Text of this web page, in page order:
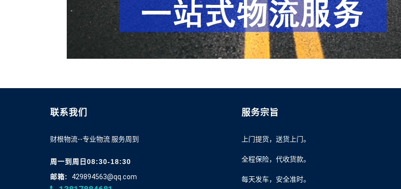
联系我们
财根物流--专业物流 服务周到
周一到周日08:30-18:30
邮箱:
429894563@qq.com
服务宗旨
上门提货，送货上门。
全程保险，代收货款。
每天发车，安全准时。